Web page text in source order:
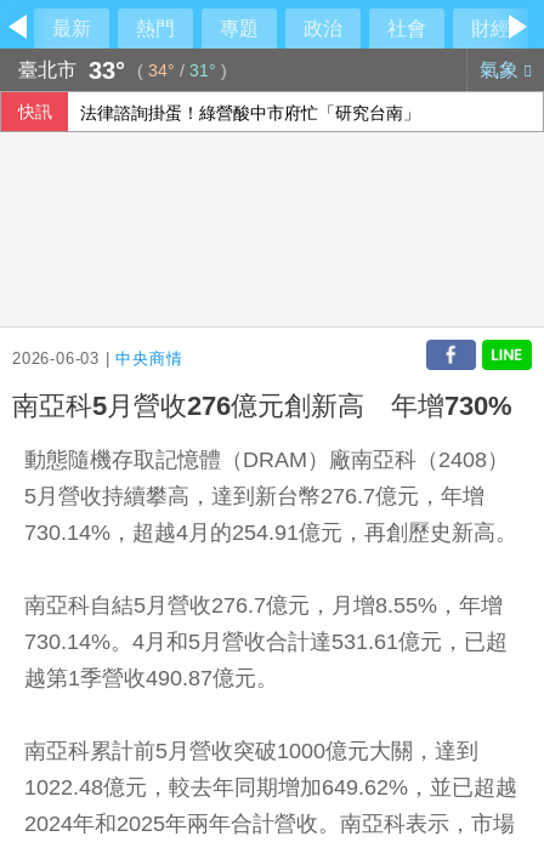
最新 熱門 專題 政治 社會
財經
臺北市 33° ( 34° / 31° ) 氣象
快訊 法律諮詢掛蛋！綠營酸中市府忙「研究台南」
2026-06-03 |中央商情
南亞科5月營收276億元創新高 年增730%
動態隨機存取記憶體（DRAM）廠南亞科（2408）
5月營收持續攀高，達到新台幣276.7億元，年增
730.14%，超越4月的254.91億元，再創歷史新高。
南亞科自結5月營收276.7億元，月增8.55%，年增
730.14%。4月和5月營收合計達531.61億元，已超
越第1季營收490.87億元。
南亞科累計前5月營收突破1000億元大關，達到
1022.48億元，較去年同期增加649.62%，並已超越
2024年和2025年兩年合計營收。南亞科表示，市場